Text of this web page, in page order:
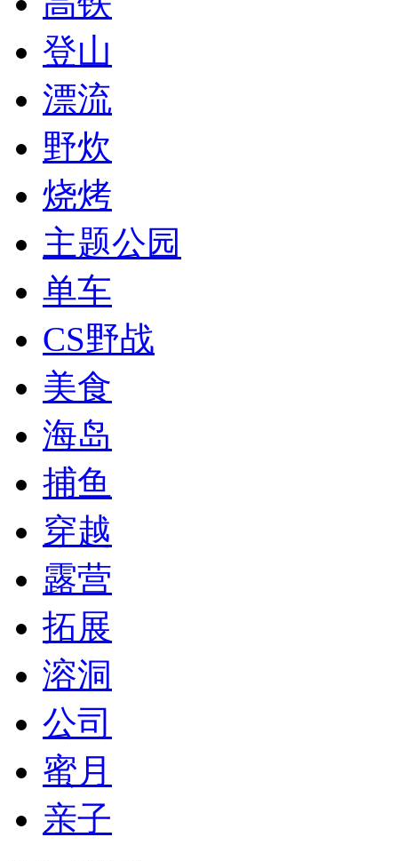
登山
漂流
野炊
烧烤
主题公园
单车
CS野战
美食
海岛
捕鱼
穿越
露营
拓展
溶洞
公司
蜜月
亲子